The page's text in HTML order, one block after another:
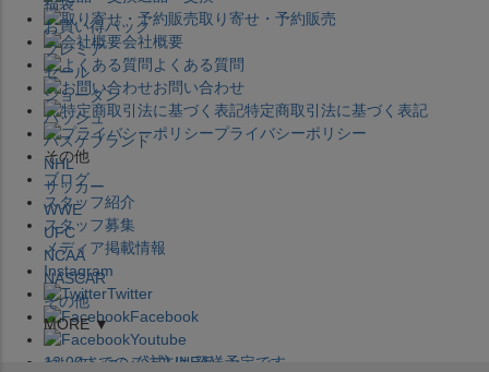
取り寄せ・予約販売
会社概要
よくある質問
お問い合わせ
特定商取引法に基づく表記
プライバシーポリシー
その他
ブログ
スタッフ紹介
スタッフ募集
メディア掲載情報
Instagram
Twitter
Facebook
Youtube
セレクション公式LINE@
お買い得パック
プレミア
セール
ジョーダン
バッシュ
バスケブランド
NHL
サッカー
WWE
UFC
NCAA
NASCAR
その他
MORE ▼
12:00までのご注文は発送予定です。